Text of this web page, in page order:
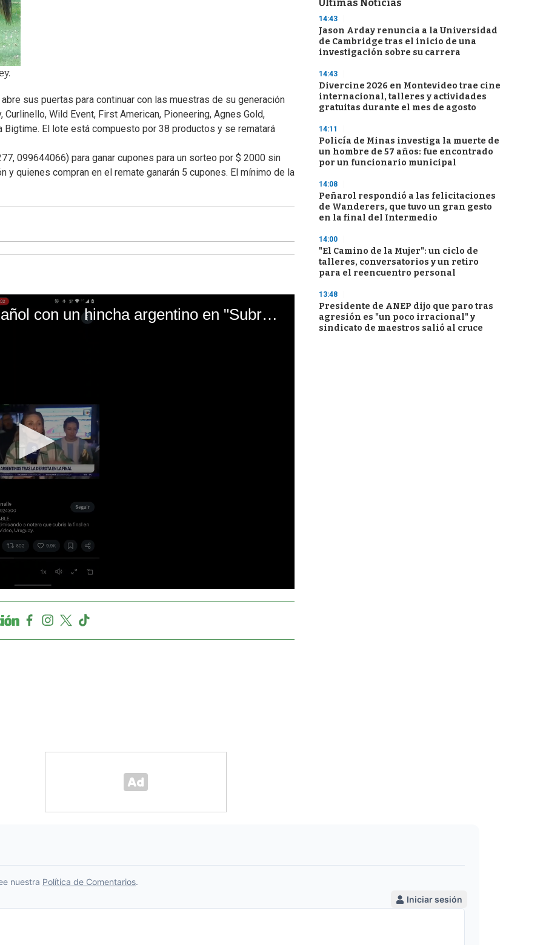
sus puertas para continuar con las muestras de su generación
Wild Event, First American, Pioneering, Agnes Gold,
Bigtime. El lote está compuesto por 38 productos y se rematará
099644066) para ganar cupones para un sorteo por $ 2000 sin
y quienes compran en el remate ganarán 5 cupones. El mínimo de la
El mal momento de Yanina Gasañol con un hincha argentino en "Subrayado"
Últimas Noticias
14:43
Jason Arday renuncia a la Universidad
de Cambridge tras el inicio de una
investigación sobre su carrera
14:43
Divercine 2026 en Montevideo trae cine
internacional, talleres y actividades
gratuitas durante el mes de agosto
14:11
Policía de Minas investiga la muerte de
un hombre de 57 años: fue encontrado
por un funcionario municipal
14:08
Peñarol respondió a las felicitaciones
de Wanderers, que tuvo un gran gesto
en la final del Intermedio
14:00
"El Camino de la Mujer": un ciclo de
talleres, conversatorios y un retiro
para el reencuentro personal
13:48
Presidente de ANEP dijo que paro tras
agresión es "un poco irracional" y
sindicato de maestros salió al cruce